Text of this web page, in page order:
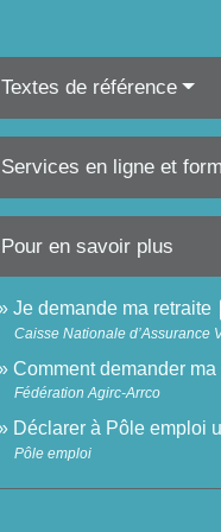
Textes de référence
Services en ligne et
Pour en savoir plus
Je demande ma retraite
Caisse Nationale d’Assurance
Comment demander ma
Fédération Agirc-Arrco
Déclarer à Pôle emploi
Pôle emploi